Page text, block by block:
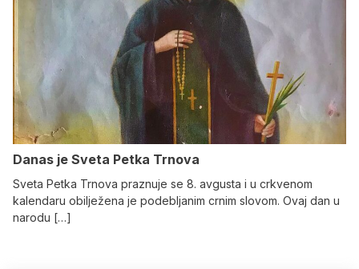
Danas je Sveta Petka Trnova
Sveta Petka Trnova praznuje se 8. avgusta i u crkvenom
kalendaru obilježena je podebljanim crnim slovom. Ovaj dan u
narodu […]